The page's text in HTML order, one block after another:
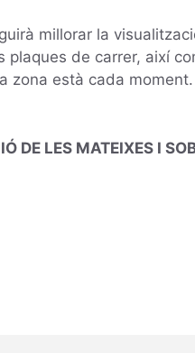
millorar la
de carrer, així
zona està cada
DE LES MATEIXES I